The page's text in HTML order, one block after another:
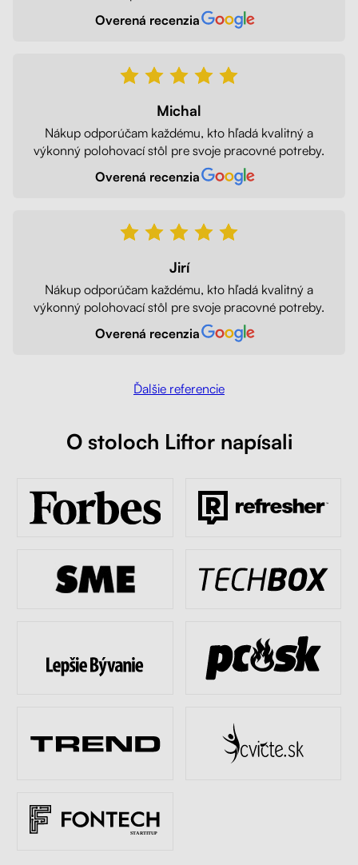
Overená recenzia
Michal
Nákup odporúčam každému, kto hľadá kvalitný a
výkonný polohovací stôl pre svoje pracovné potreby.
Overená recenzia
Jirí
Nákup odporúčam každému, kto hľadá kvalitný a
výkonný polohovací stôl pre svoje pracovné potreby.
Overená recenzia
Ďalšie referencie
O stoloch Liftor napísali